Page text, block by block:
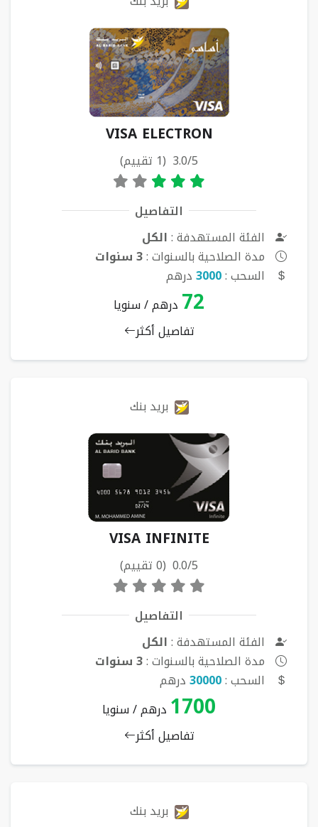
VISA ELECTRON
3.0/5 (1 تقييم)
التفاصيل
الفئة المستهدفة :الكل
مدة الصلاحية بالسنوات :3 سنوات
السحب :3000درهم
72 درهم / سنويا
تفاصيل أكثر
بريد بنك
VISA INFINITE
0.0/5 (0 تقييم)
التفاصيل
الفئة المستهدفة :الكل
مدة الصلاحية بالسنوات :3 سنوات
السحب :30000درهم
1700 درهم / سنويا
تفاصيل أكثر
بريد بنك